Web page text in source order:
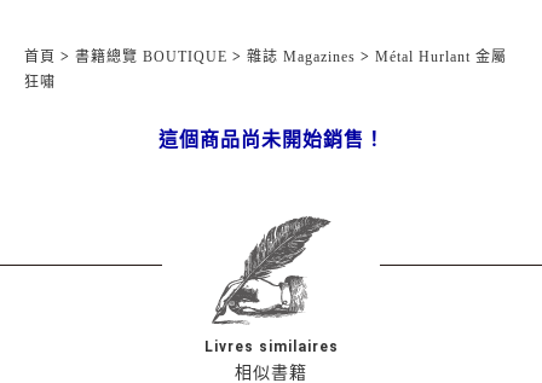
首頁 > 書籍總覽 BOUTIQUE > 雜誌 Magazines > Métal Hurlant 金屬
狂嘯
這個商品尚未開始銷售！
相似書籍
Livres similaires